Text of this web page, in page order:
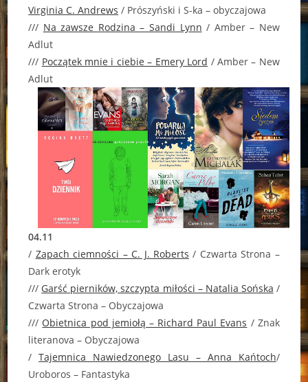
Virginia C. Andrews / Prószyński i S-ka – obyczajowa
/// Na zawsze Rodzina – Sandi Lynn / Amber – New
Adlut
/// Początek mnie i ciebie – Emery Lord / Amber – New
Adlut
04.11
/ Zapach ciemności – C. J. Roberts / Czwarta Strona –
Dark erotyk
/// Garść pierników, szczypta miłości – Natalia Sońska /
Czwarta Strona – Obyczajowa
/// Obietnica pod jemiołą – Richard Paul Evans / Znak
literanova – Obyczajowa
/Tajemnica Nawiedzonego Lasu – Anna Kańtoch/
Uroboros – Fantastyka